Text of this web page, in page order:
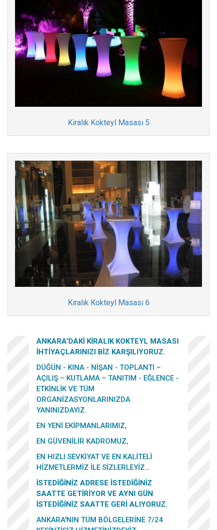
Kiralık Kokteyl Masası 5
Kiralık Kokteyl Masası 6
ANKARA'DAKİ KİRALIK KOKTEYL MASASI
İHTİYAÇLARINIZI BİZ KARŞILIYORUZ.
DÜĞÜN - KINA - NİŞAN - TOPLANTI –
AÇILIŞ – KUTLAMA – TANITIM - EĞLENCE -
ETKİNLİK VE TÜM
ORGANİZASYONLARINIZDA
YANINIZDAYIZ.
EN YENİ EKİPMANLARIMIZ,
EN GÜVENİLİR KADROMUZ,
EN HIZLI SEVKİYAT VE EN KALİTELİ
HİZMETLERMİZ İLE SİZLERLEYİZ…
İSTEDİĞİNİZ ADRESE İSTEDİĞİNİZ
SAATTE GETİRİYOR VE AYNI GÜN
İSTEDİĞİNİZ SAATTE GERİ ALIYORUZ.
ANKARA'NIN TÜM BÖLGELERİNE 7/24